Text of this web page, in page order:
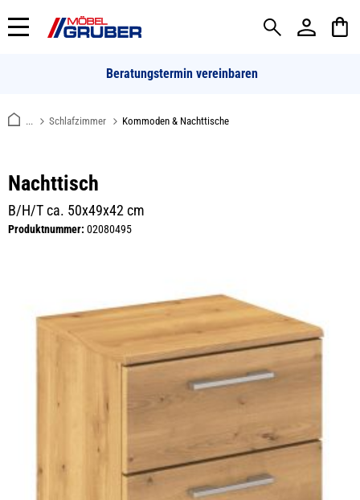
springen
Beratungstermin vereinbaren
... Schlafzimmer Kommoden & Nachttische
Nachttisch
B/H/T ca. 50x49x42 cm
Produktnummer: 02080495